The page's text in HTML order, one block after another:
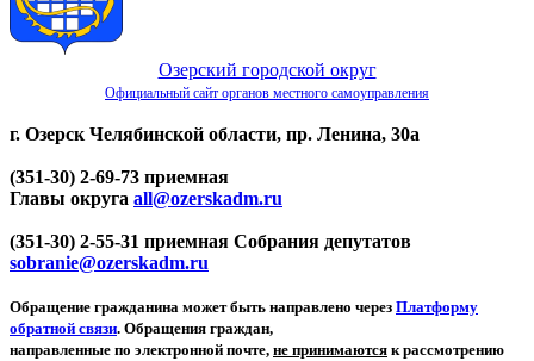
Озерский городской округ
Официальный сайт органов местного самоуправления
г. Озерск Челябинской области, пр. Ленина, 30а
(351-30) 2-69-73 приемная
Главы округа all@ozerskadm.ru
(351-30) 2-55-31 приемная Собрания депутатов
sobranie@ozerskadm.ru
Обращение гражданина может быть направлено через Платформу
обратной связи. Обращения граждан,
направленные по электронной почте, не принимаются к рассмотрению